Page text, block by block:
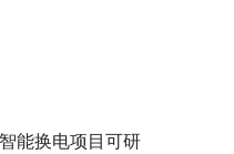
能换电项目可研